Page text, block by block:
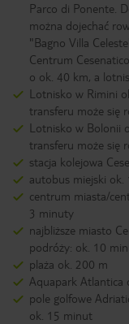
Parco di Ponente.
można dojechać
"Bagno Villa
Centrum
o ok. 40 km, a
Lotnisko w Rimini
transferu może się
Lotnisko w Bolonii
transferu może się
stacja kolejowa
autobus miejski ok.
centrum miasta/
3 minuty
najbliższe miasto
podróży: ok. 10
plaża ok. 200 m
Aquapark Atlantica
pole golfowe
ok. 15 minut